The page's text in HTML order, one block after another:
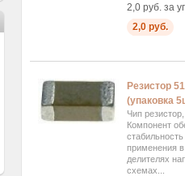
2,0 руб. за
2,0 руб.
Резистор
(упаковка
Чип
Компонент
применения в
делителях
схемах...